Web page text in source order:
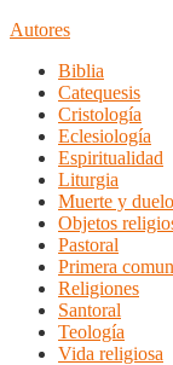
Autores
Biblia
Catequesis
Cristología
Eclesiología
Espiritualidad
Liturgia
Muerte y duelo
Objetos
Pastoral
Primera
Religiones
Santoral
Teología
Vida religiosa